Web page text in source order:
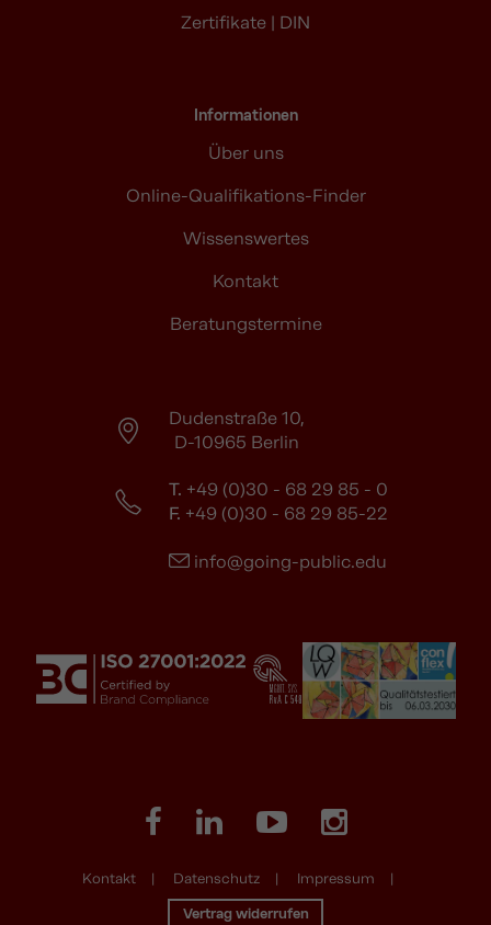
Zertifikate | DIN
Informationen
Über uns
Online-Qualifikations-Finder
Wissenswertes
Kontakt
Beratungstermine
Dudenstraße 10,
D-10965 Berlin
T. +49 (0)30 - 68 29 85 - 0
F. +49 (0)30 - 68 29 85-22
info@going-public.edu
Kontakt Datenschutz Impressum
Vertrag widerrufen